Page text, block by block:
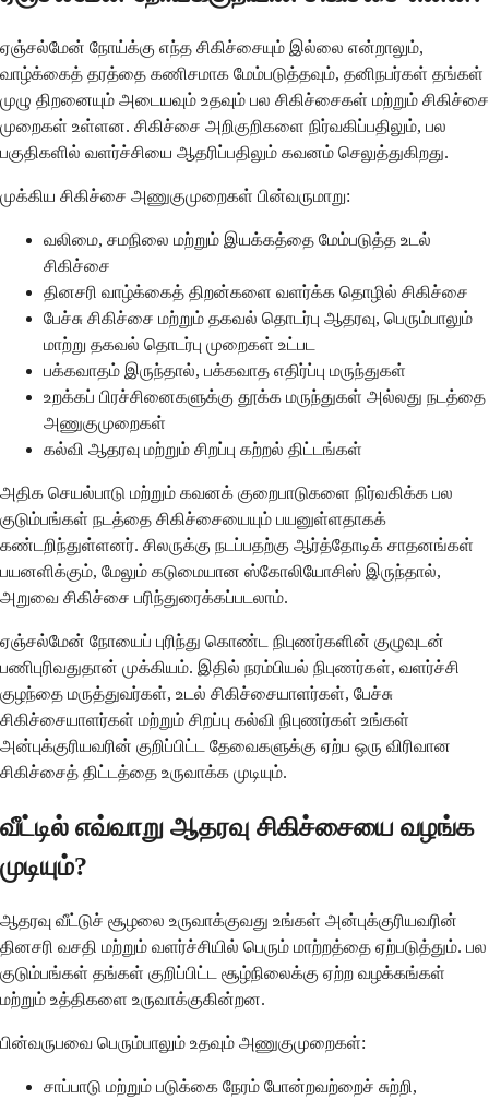
ஏஞ்சல்மேன் நோய்க்கு எந்த சிகிச்சையும் இல்லை என்றாலும்,
வாழ்க்கைத் தரத்தை கணிசமாக மேம்படுத்தவும், தனிநபர்கள் தங்கள்
முழு திறனையும் அடையவும் உதவும் பல சிகிச்சைகள் மற்றும் சிகிச்சை
முறைகள் உள்ளன. சிகிச்சை அறிகுறிகளை நிர்வகிப்பதிலும், பல
பகுதிகளில் வளர்ச்சியை ஆதரிப்பதிலும் கவனம் செலுத்துகிறது.
முக்கிய சிகிச்சை அணுகுமுறைகள் பின்வருமாறு:
வலிமை, சமநிலை மற்றும் இயக்கத்தை மேம்படுத்த உடல்
சிகிச்சை
தினசரி வாழ்க்கைத் திறன்களை வளர்க்க தொழில் சிகிச்சை
பேச்சு சிகிச்சை மற்றும் தகவல் தொடர்பு ஆதரவு, பெரும்பாலும்
மாற்று தகவல் தொடர்பு முறைகள் உட்பட
பக்கவாதம் இருந்தால், பக்கவாத எதிர்ப்பு மருந்துகள்
உறக்கப் பிரச்சினைகளுக்கு தூக்க மருந்துகள் அல்லது நடத்தை
அணுகுமுறைகள்
கல்வி ஆதரவு மற்றும் சிறப்பு கற்றல் திட்டங்கள்
அதிக செயல்பாடு மற்றும் கவனக் குறைபாடுகளை நிர்வகிக்க பல
குடும்பங்கள் நடத்தை சிகிச்சையையும் பயனுள்ளதாகக்
கண்டறிந்துள்ளனர். சிலருக்கு நடப்பதற்கு ஆர்த்தோடிக் சாதனங்கள்
பயனளிக்கும், மேலும் கடுமையான ஸ்கோலியோசிஸ் இருந்தால்,
அறுவை சிகிச்சை பரிந்துரைக்கப்படலாம்.
ஏஞ்சல்மேன் நோயைப் புரிந்து கொண்ட நிபுணர்களின் குழுவுடன்
பணிபுரிவதுதான் முக்கியம். இதில் நரம்பியல் நிபுணர்கள், வளர்ச்சி
குழந்தை மருத்துவர்கள், உடல் சிகிச்சையாளர்கள், பேச்சு
சிகிச்சையாளர்கள் மற்றும் சிறப்பு கல்வி நிபுணர்கள் உங்கள்
அன்புக்குரியவரின் குறிப்பிட்ட தேவைகளுக்கு ஏற்ப ஒரு விரிவான
சிகிச்சைத் திட்டத்தை உருவாக்க முடியும்.
வீட்டில் எவ்வாறு ஆதரவு சிகிச்சையை வழங்க
முடியும்?
ஆதரவு வீட்டுச் சூழலை உருவாக்குவது உங்கள் அன்புக்குரியவரின்
தினசரி வசதி மற்றும் வளர்ச்சியில் பெரும் மாற்றத்தை ஏற்படுத்தும். பல
குடும்பங்கள் தங்கள் குறிப்பிட்ட சூழ்நிலைக்கு ஏற்ற வழக்கங்கள்
மற்றும் உத்திகளை உருவாக்குகின்றன.
பின்வருபவை பெரும்பாலும் உதவும் அணுகுமுறைகள்:
சாப்பாடு மற்றும் படுக்கை நேரம் போன்றவற்றைச் சுற்றி,